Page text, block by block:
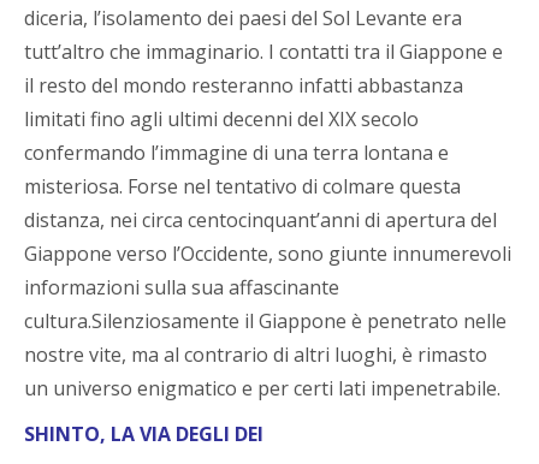
diceria, l’isolamento dei paesi del Sol Levante era
tutt’altro che immaginario. I contatti tra il Giappone e
il resto del mondo resteranno infatti abbastanza
limitati fino agli ultimi decenni del XIX secolo
confermando l’immagine di una terra lontana e
misteriosa. Forse nel tentativo di colmare questa
distanza, nei circa centocinquant’anni di apertura del
Giappone verso l’Occidente, sono giunte innumerevoli
informazioni sulla sua affascinante
cultura.Silenziosamente il Giappone è penetrato nelle
nostre vite, ma al contrario di altri luoghi, è rimasto
un universo enigmatico e per certi lati impenetrabile.
SHINTO, LA VIA DEGLI DEI